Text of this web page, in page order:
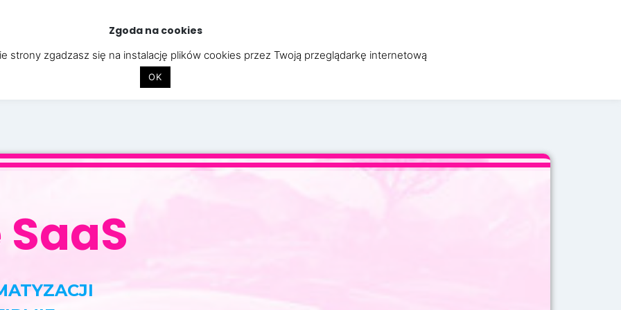
Zgoda na cookies
strony zgadzasz się na instalację plików cookies przez Twoją przeglądarkę internetową
OK